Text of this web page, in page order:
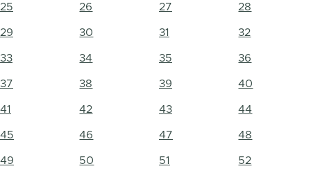
25 26 27 28
29 30 31 32
33 34 35 36
37 38 39 40
41 42 43 44
45 46 47 48
49 50 51 52